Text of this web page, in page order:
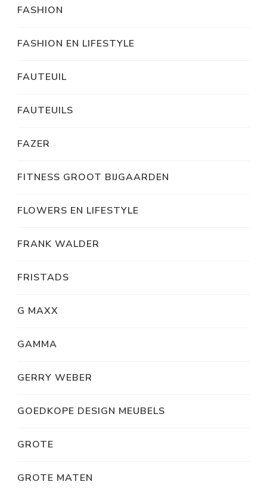
FASHION
FASHION EN LIFESTYLE
FAUTEUIL
FAUTEUILS
FAZER
FITNESS GROOT BIJGAARDEN
FLOWERS EN LIFESTYLE
FRANK WALDER
FRISTADS
G MAXX
GAMMA
GERRY WEBER
GOEDKOPE DESIGN MEUBELS
GROTE
GROTE MATEN